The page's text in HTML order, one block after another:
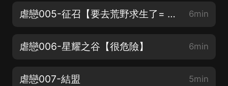
虐戀005-征召【要去荒野求生了= =】 6min
虐戀006-星耀之谷【很危險】 6min
虐戀007-結盟 5min